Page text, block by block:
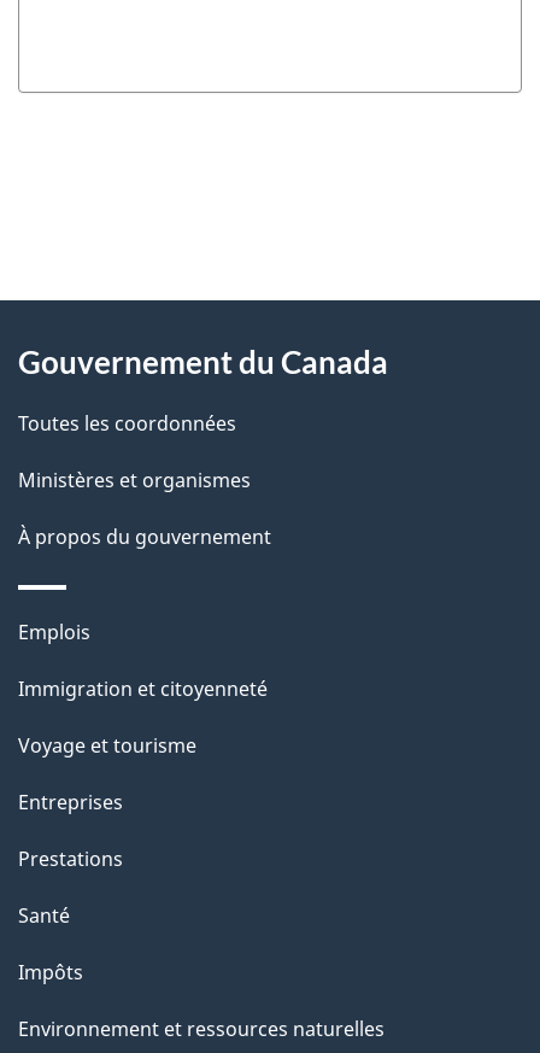
D
t
a
l
s
l
a
a
g
"
propos
ce
site
Gouvernement du Canada
Toutes les coordonnées
Ministères et organismes
À propos du gouvernement
Thèmes
sujets
Emplois
Immigration et citoyenneté
Voyage et tourisme
Entreprises
Prestations
Santé
Impôts
Environnement et ressources naturelles